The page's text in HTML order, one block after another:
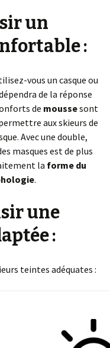
un
:
vous un casque ou
de la réponse
de moussesont
aux skieurs de
Avec une double,
masques est de plus
la forme du
.
une
:
teintes adéquates :